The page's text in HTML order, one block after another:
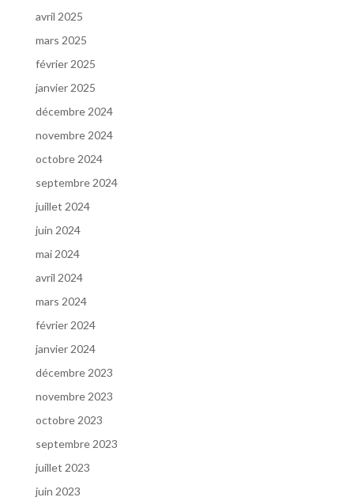
avril 2025
mars 2025
février 2025
janvier 2025
décembre 2024
novembre 2024
octobre 2024
septembre 2024
juillet 2024
juin 2024
mai 2024
avril 2024
mars 2024
février 2024
janvier 2024
décembre 2023
novembre 2023
octobre 2023
septembre 2023
juillet 2023
juin 2023